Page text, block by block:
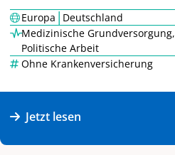
Europa|Deutschland
Medizinische Grundversorgung,
Politische Arbeit
Ohne Krankenversicherung
Jetzt lesen